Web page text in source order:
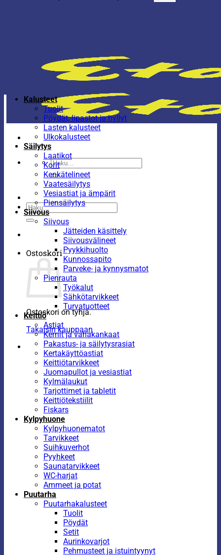
Etsi:
Etsi:
Ostoskori
Ostoskori on tyhjä.
Takaisin kauppaan
Kalusteet
Tuolit
Pöydät, lipastot ja hyllyt
Lasten kalusteet
Ulkokalusteet
Säilytys
Laatikot
Korit
Kenkätelineet
Vaatesäilytys
Vesiastiat ja ämpärit
Piensäilytys
Siivous
Siivous
Jätteiden käsittely
Siivousvälineet
Pyykkihuolto
Kunnossapito
Parveke- ja kynnysmatot
Pienrauta
Työkalut
Sähkötarvikkeet
Turvatuotteet
Keittiö
Astiat
Kernit ja vahakankaat
Pakastus- ja säilytysrasiat
Kertakäyttöastiat
Keittiötarvikkeet
Juomapullot ja vesiastiat
Kylmälaukut
Tarjottimet ja tabletit
Keittiötekstiilit
Fiskars
Kylpyhuone
Kylpyhuonematot
Tarvikkeet
Suihkuverhot
Pyyhkeet
Saunatarvikkeet
WC-harjat
Ammeet ja potat
Puutarha
Puutarhakalusteet
Tuolit
Pöydät
Setit
Aurinkovarjot
Pehmusteet ja istuintyynyt